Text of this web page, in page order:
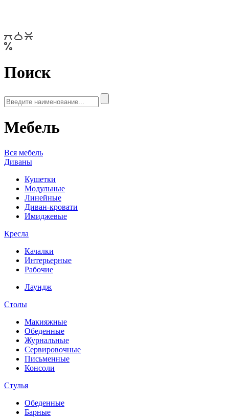
Поиск
Мебель
Вся мебель
Диваны
Кушетки
Модульные
Линейные
Диван-кровати
Имиджевые
Кресла
Качалки
Интерьерные
Рабочие
Лаундж
Столы
Макияжные
Обеденные
Журнальные
Сервировочные
Письменные
Консоли
Стулья
Обеденные
Барные